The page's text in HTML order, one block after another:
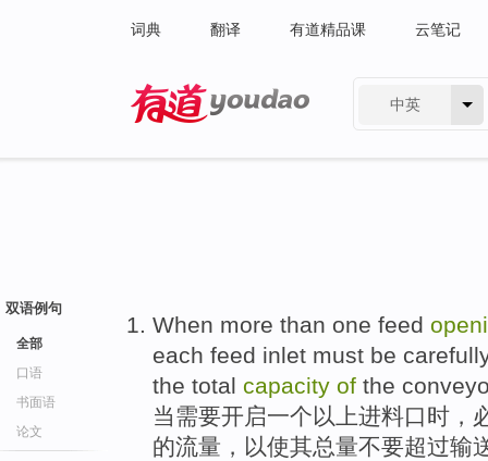
词典 翻译 有道精品课 云笔记
中英
双语例句
全部
口语
书面语
论文
When more than one feed
each feed inlet must be
the total capacity of the
当需要开启一个以上进料口时，
的流量 ，以使其总量不要超过输